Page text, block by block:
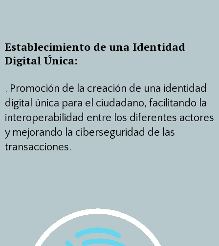
Establecimiento de una Identidad
Digital Única:
. Promoción de la creación de una identidad
digital única para el ciudadano, facilitando la
interoperabilidad entre los diferentes actores
y mejorando la ciberseguridad de las
transacciones.